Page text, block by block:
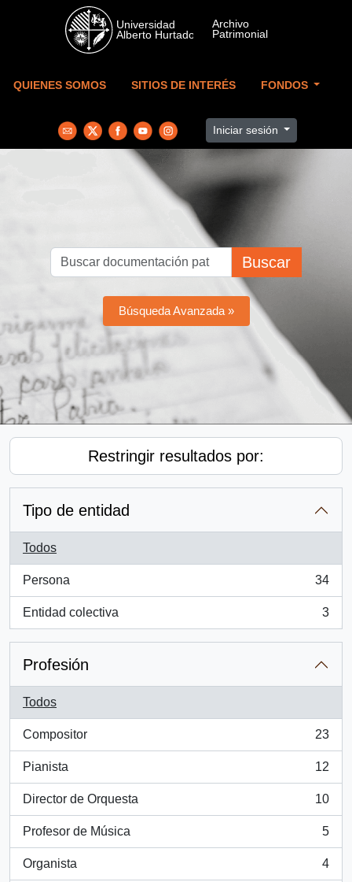
Skip to main content
QUIENES SOMOS SITIOS DE INTERÉS FONDOS
Iniciar sesión
Buscar
Búsqueda Avanzada »
Restringir resultados por:
Tipo de entidad
Todos
Persona
, 34 resultados
34
Entidad colectiva
, 3 resultados
3
Profesión
Todos
Compositor
, 23 resultados
23
Pianista
, 12 resultados
12
Director de Orquesta
, 10 resultados
10
Profesor de Música
, 5 resultados
5
Organista
, 4 resultados
4